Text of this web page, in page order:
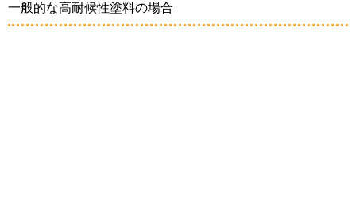
一般的な高耐候性塗料の場合